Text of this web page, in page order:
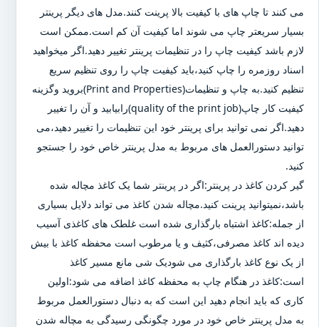
می کنند تا چاپ های با کیفیت بالا پرینت کنند.مدل های دیگر پرینتر
بسیار سریعتر چاپ می شوند اما کیفیت آن کم است.ممکن است
لازم باشد کیفیت چاپ را در تنظیمات پرینتر تغییر دهید.اگر میخواهید
اسناد روزمره را چاپ کنید،باید کیفیت چاپ را روی تنظیم سریع
تنظیم کنید.به چاپ و تنظیمات(Print and Properties)بروید وگزینه
کیفیت کار چاپ(quality of the print job)رابیابید و آن را تغییر
دهید.اگر نمی توانید برای پرینتر خود این تنظیمات را تغییر دهید،می
توانید دستورالعمل های مربوط به مدل پرینتر خاص خود را جستجو
کنید.
گیر کردن کاغذ در پرینتر:اگر در پرینتر شما یک کاغذ مچاله شده
باشد،نمیتوانید پرینت کنید.مچاله شدن کاغذ می تواند دلایل بسیاری
از جمله:کاغذ اشتباه بارگذاری شده است غلطک های کاغذی آسیب
دیده اند کاغذ مصرفی،کثیف و یا مرطوب است محفظه کاغذ با بیش
از یک نوع کاغذ بارگذاری می شودیک شی مانع مسیر کاغذ
است:کاغذ در هنگام چاپ به محفظه کاغذ اضافه می شود:اولین
کاری که باید انجام دهید این است که به دنبال دستورالعمل مربوط
به مدل پرینتر خاص خود در مورد چگونگی رسیدگی به مچاله شدن